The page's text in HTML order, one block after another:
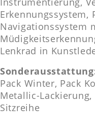
Erkennungssystem,
Navigationssystem
Lenkrad in
Pack Winter, Pack
Metallic-
Sitzreihe